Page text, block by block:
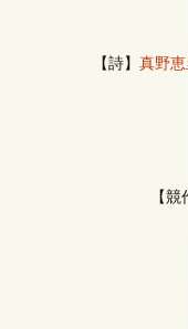
【詩】 真野
【競